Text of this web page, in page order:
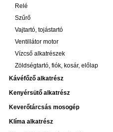
Relé
Szűrő
Vajtartó, tojástartó
Ventillátor motor
Vízcső alkatrészek
Zöldségtartó, fiók, kosár, előlap
Kávéfőző alkatrész
Kenyérsütő alkatrész
Keverőtárcsás mosogép
Klíma alkatrész